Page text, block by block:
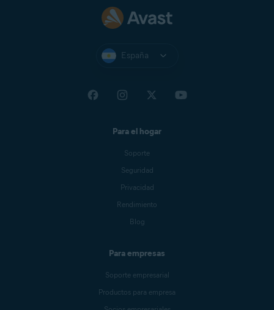
España
Para el hogar
Soporte
Seguridad
Privacidad
Rendimiento
Blog
Para empresas
Soporte empresarial
Productos para empresa